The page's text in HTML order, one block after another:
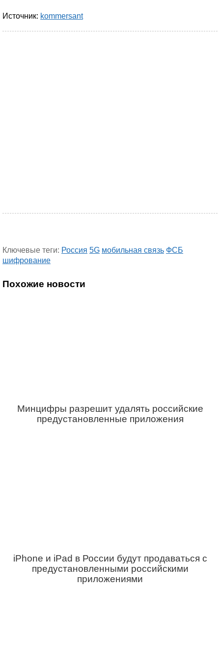
Источник: kommersant
Ключевые теги: Россия 5G мобильная связь ФСБ
шифрование
Похожие новости
Минцифры разрешит удалять российские
предустановленные приложения
iPhone и iPad в России будут продаваться с
предустановленными российскими
приложениями